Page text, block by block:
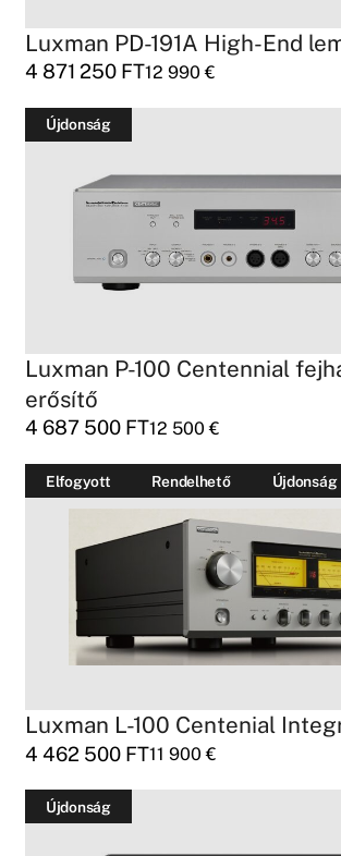
Luxman PD-191A High-End
4 871 250 FT12 990€
Újdonság
Luxman P-100 Centennial
erősítő
4 687 500 FT12 500€
Elfogyott Rendelhető Újdonság
Luxman L-100 Centenial
4 462 500 FT11 900€
Újdonság